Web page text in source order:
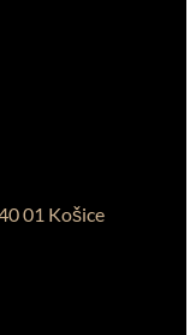
01 Košice